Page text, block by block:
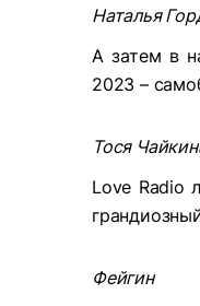
Наталья
А затем в
2023 –
Тося
Love Radio
Фейгин